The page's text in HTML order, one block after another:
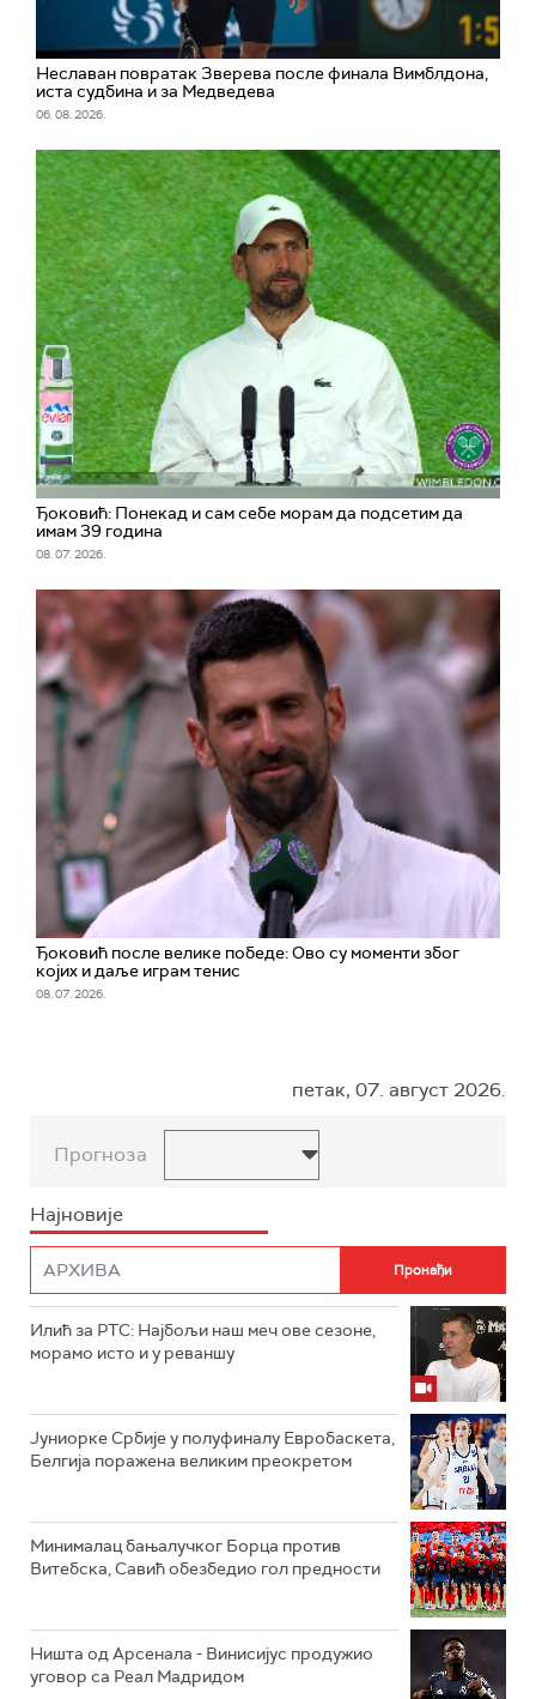
Неславан повратак Зверева после финала Вимблдона,
иста судбина и за Медведева
06. 08. 2026.
Ђоковић: Понекад и сам себе морам да подсетим да
имам 39 година
08. 07. 2026.
Ђоковић после велике победе: Ово су моменти због
којих и даље играм тенис
08. 07. 2026.
петак, 07. август 2026.
Прогноза
Најновије
Илић за РТС: Најбољи наш меч ове сезоне,
морамо исто и у реваншу
Јуниорке Србије у полуфиналу Евробаскета,
Белгија поражена великим преокретом
Минималац бањалучког Борца против
Витебска, Савић обезбедио гол предности
Ништа од Арсенала - Винисијус продужио
уговор са Реал Мадридом